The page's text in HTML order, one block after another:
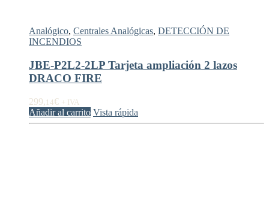
Analógico, Centrales Analógicas, DETECCIÓN DE
INCENDIOS
JBE-P2L2-2LP Tarjeta ampliación 2 lazos
DRACO FIRE
299, 14€ + IVA
Añadir al carrito Vista rápida